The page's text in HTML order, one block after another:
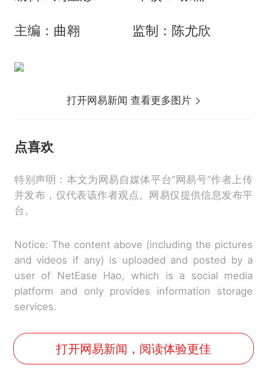
主编：曲翱 监制：陈尤欣
打开网易新闻 查看更多图片
点喜欢
特别声明：本文为网易自媒体平台“网易号”作者上传
并发布，仅代表该作者观点。网易仅提供信息发布平
台。
Notice: The content above (including the pictures
and videos if any) is uploaded and posted by a
user of NetEase Hao, which is a social media
platform and only provides information storage
services.
打开网易新闻，阅读体验更佳